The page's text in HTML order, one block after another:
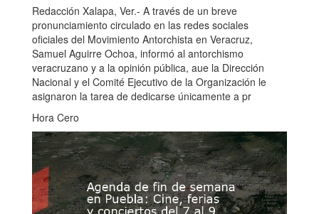
Redacción Xalapa, Ver.- A través de un breve
pronunciamiento circulado en las redes sociales
oficiales del Movimiento Antorchista en Veracruz,
Samuel Aguirre Ochoa, informó al antorchismo
veracruzano y a la opinión pública, aue la Dirección
Nacional y el Comité Ejecutivo de la Organización le
asignaron la tarea de dedicarse únicamente a pr
Hora Cero